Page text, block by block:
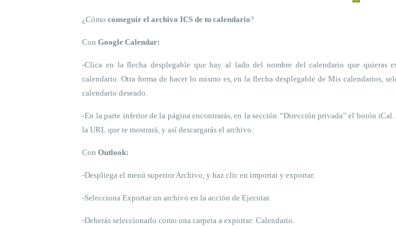
¿Cómoconseguir el archivo ICS de tu calendario?
ConGoogle Calendar:
-Clica en la flecha desplegable que hay al lado del nombre del calendario que quieras
calendario. Otra forma de hacer lo mismo es, en la flecha desplegable de Mis calendarios,
calendario deseado.
-En la parte inferior de la página encontrarás, en la sección “Dirección privada” el botóniCal
la URL que te mostrará, y así descargarás el archivo.
ConOutlook:
-Despliega el menú superior Archivo, y haz clic en importar y exportar.
-Selecciona Exportar un archivo en la acción de Ejecutar.
-Deberás seleccionarlo como una carpeta a exportar: Calendario.